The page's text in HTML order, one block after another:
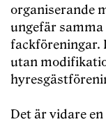
organiserande
ungefär
fackföreningar.
utan
Det är vidare